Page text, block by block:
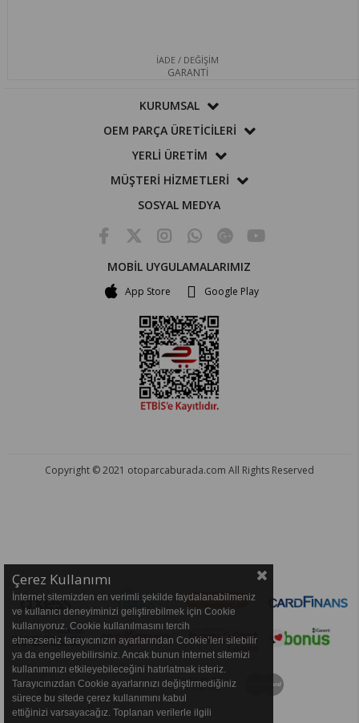
İADE / DEĞİŞİM
GARANTİ
KURUMSAL
OEM PARÇA ÜRETİCİLERİ
YERLİ ÜRETİM
MÜŞTERİ HİZMETLERİ
SOSYAL MEDYA
MOBİL UYGULAMALARIMIZ
App Store Google Play
Copyright © 2021 otoparcaburada.com All Rights Reserved
Çerez Kullanımı
İnternet sitemizden en verimli şekilde faydalanabilmeniz
ve kullanıcı deneyiminizi geliştirebilmek için Cookie
kullanıyoruz. Cookie kullanılmasını tercih
etmezseniz tarayıcınızın ayarlarından Cookie’leri silebilir
ya da engelleyebilirsiniz. Ancak bunun internet sitemizi
kullanımınızı etkileyebileceğini hatırlatmak isteriz.
Tarayıcınızdan Cookie ayarlarınızı değiştirmediğiniz
sürece bu sitede çerez kullanımını kabul
ettiğinizi varsayacağız. Toplanan verilerle ilgili